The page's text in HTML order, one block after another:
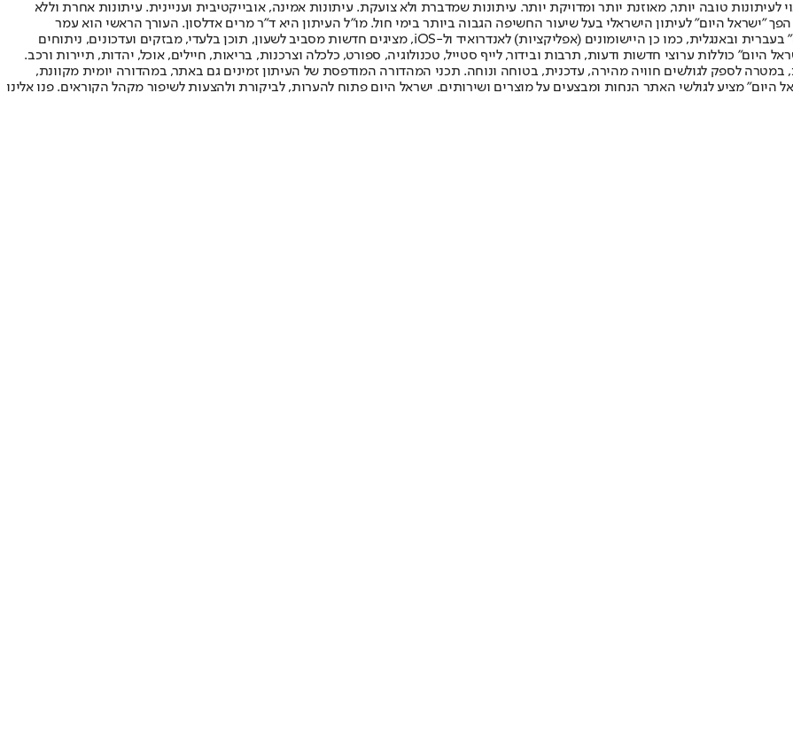
טובה יותר, מאוזנת יותר ומדויקת יותר. עיתונות שמדברת ולא צועקת. עיתונות אמינה, אובייקטיבית ועניינית. עיתונות אחרת וללא
תשלום. המהדורה המודפסת הראשונה פורסמה ב-30 ביולי 2007, וב-2010 הפך "ישראל היום" לעיתון הישראלי בעל שיעור החשיפה הגבוה ביותר בימי חול. מו"ל העיתון היא ד"ר מרים אדלסון. העורך הראשי הוא עמר
לחמנוביץ, והעורך המייסד הוא עמוס רגב. אתרי האינטרנט של "ישראל היום" בעברית ובאנגלית, כמו כן היישומונים (אפליקציות) לאנדרואיד ול-iOS, מציגים חדשות מסביב לשעון, תוכן בלעדי, מבזקים ועדכונים, ניתוחים
היום" כוללות ערוצי חדשות ודעות, תרבות ובידור, לייף סטייל, טכנולוגיה, ספורט, כלכלה וצרכנות, בריאות, חיילים, אוכל, יהדות, תיירות ורכב.
במטרה לספק לגולשים חוויה מהירה, עדכנית, בטוחה ונוחה. תכני המהדורה המודפסת של העיתון זמינים גם באתר, במהדורה יומית מקוונת,
היום" מציע לגולשי האתר הנחות ומבצעים על מוצרים ושירותים. ישראל היום פתוח להערות, לביקורת ולהצעות לשיפור מקהל הקוראים. פנו אלינו